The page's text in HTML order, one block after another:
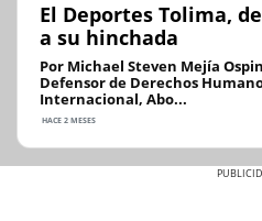
El Deportes Tolima,
a su hinchada
Por Michael Steven Mejía
Defensor de Derechos
Internacional, Abo...
HACE 2 MESES